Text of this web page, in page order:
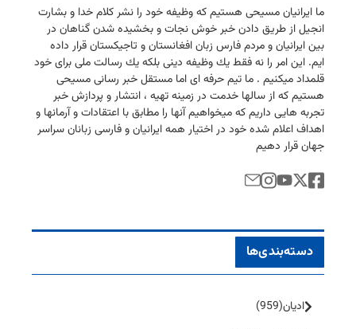
ما ایرانیان مسیحی هستیم كه وظیفه خود را نشر كلام خدا و بشارت
انجیل از طریق دادن خبر خوش نجات و بخشیده شدن گناهان در
بین ایرانیان و مردم فارس زبان افغانستان و تاجیكستان قرار داده
ایم. این امر را نه فقط یك وظیفه دینی بلكه یك رسالت ملی برای خود
قلمداد میكنیم . ما تیم حرفه ای اما مستقل خبر رسانی مسیحی
هستیم كه از سالها خدمت در زمینه تهیه ، انتشار و پردازش خبر
تجربه هایی داریم كه میخواهیم آنها را مطابق با اعتقادات و آرمانها و
اهداف اعلام شده خود در اختیار همه ایرانیان و فارسی زبانان سراسر
جهان قرار دهیم
دسته‌بندی‌ها
ادیان(959)